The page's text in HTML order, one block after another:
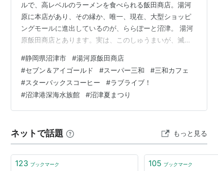
ルで、高レベルのラーメンを食べられる飯田商店。湯河
原に本店があり、その縁か、唯一、現在、大型ショッピ
ングモールに進出しているのが、ららぽーと沼津。 湯河
原飯田商店とあります。実は、このしゅうまいが、滅茶
ブンで現在販売中で、予習。 一流企業の社員食堂みたい
な雰囲気。 最新メニューは、なんと、にぼしらぁめん。
脱脂粉乳から牛乳に変わる昭和の戦後の少年、少女たち
は、学校で牛乳とにぼしを食べて育ったひとも多いので
はないでしょうか？。にぼしは、噛めばかむほど、味が
#静岡県沼津市 #湯河原飯田商店
#セブン＆アイゴールド #スーパー三和 #三和カフェ
#スターバックスコーヒー #ラブライブ！
#沼津港深海水族館 #沼津夏まつり
ネットで話題 もっと見る
123 ブックマーク 105 ブックマーク